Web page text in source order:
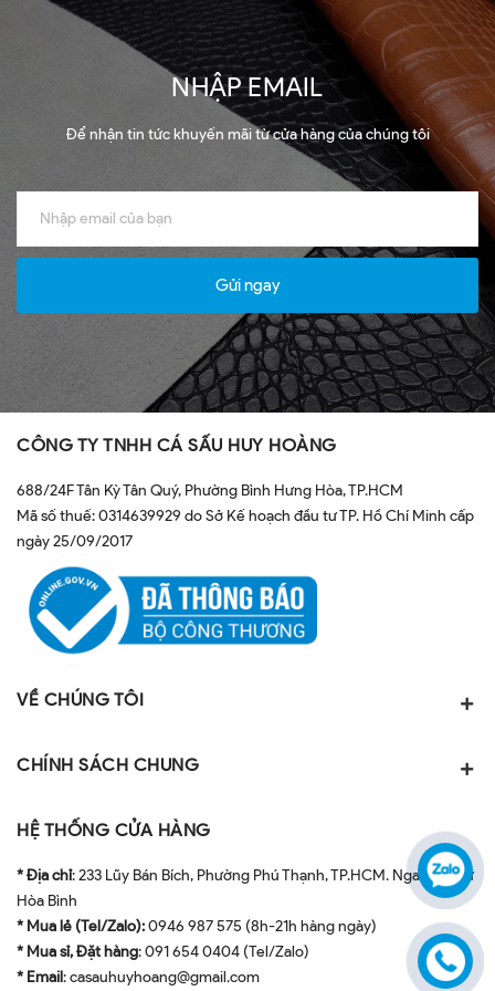
NHẬP EMAIL
Để nhận tin tức khuyến mãi từ cửa hàng của chúng tôi
Gửi ngay
CÔNG TY TNHH CÁ SẤU HUY HOÀNG
688/24F Tân Kỳ Tân Quý, Phường Bình Hưng Hòa, TP.HCM
Mã số thuế: 0314639929 do Sở Kế hoạch đầu tư TP. Hồ Chí Minh cấp
ngày 25/09/2017
VỀ CHÚNG TÔI
CHÍNH SÁCH CHUNG
HỆ THỐNG CỬA HÀNG
* Địa chỉ: 233 Lũy Bán Bích, Phường Phú Thạnh, TP.HCM. Ngay ngã tư
Hòa Bình
* Mua lẻ (Tel/Zalo):0946 987 575 (8h-21h hàng ngày)
* Mua sỉ, Đặt hàng: 091 654 0404 (Tel/Zalo)
* Email: casauhuyhoang@gmail.com